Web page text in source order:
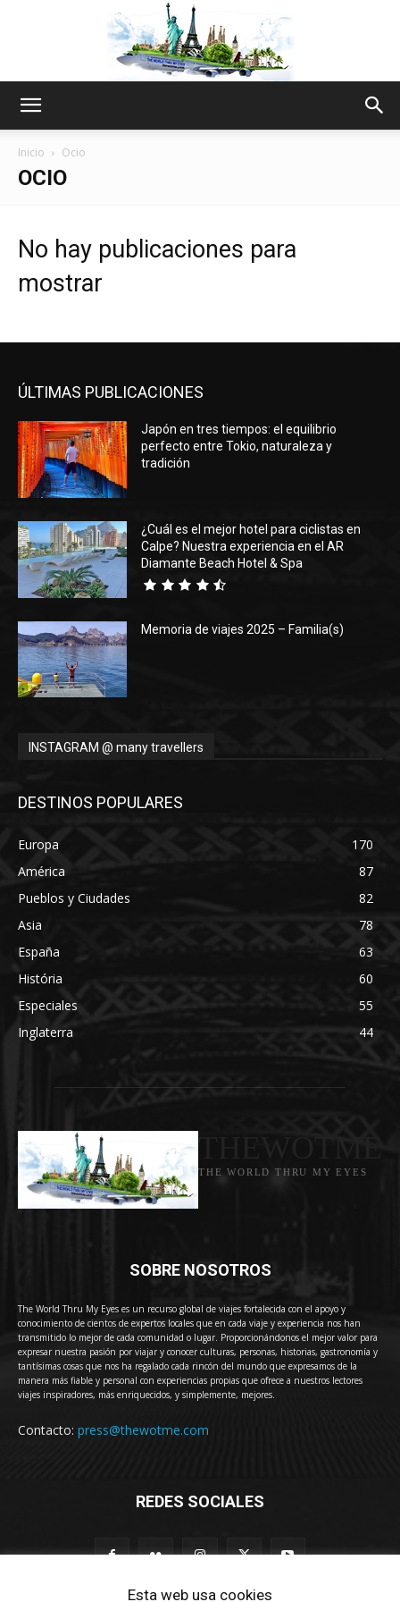
Eyes
Inicio Ocio
OCIO
No hay publicaciones para
mostrar
ÚLTIMAS PUBLICACIONES
Japón en tres tiempos: el equilibrio
perfecto entre Tokio, naturaleza y
tradición
¿Cuál es el mejor hotel para ciclistas en
Calpe? Nuestra experiencia en el AR
Diamante Beach Hotel & Spa
Memoria de viajes 2025 – Familia(s)
INSTAGRAM @ many travellers
DESTINOS POPULARES
Europa
170
América
87
Pueblos y Ciudades
82
Asia
78
España
63
História
60
Especiales
55
Inglaterra
44
THE WORLD THRU MY EYES
SOBRE NOSOTROS
The World Thru My Eyes es un recurso global de viajes fortalecida con el apoyo y
conocimiento de cientos de expertos locales que en cada viaje y experiencia nos han
transmitido lo mejor de cada comunidad o lugar. Proporcionándonos el mejor valor para
expresar nuestra pasión por viajar y conocer culturas, personas, historias, gastronomía y
tantísimas cosas que nos ha regalado cada rincón del mundo que expresamos de la
manera más fiable y personal con experiencias propias que ofrece a nuestros lectores
viajes inspiradores, más enriquecidos, y simplemente, mejores.
Contacto: press@thewotme.com
REDES SOCIALES
Esta web usa cookies